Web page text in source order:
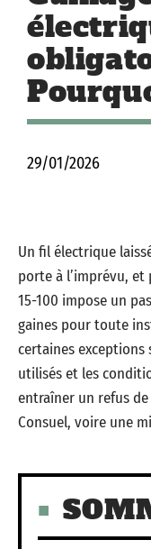
29/01/2026
Un fil électrique
porte à l’imprévu, et
15-100 impose un
gaines pour toute
certaines exceptions
utilisés et les
entraîner un refus
Consuel, voire une